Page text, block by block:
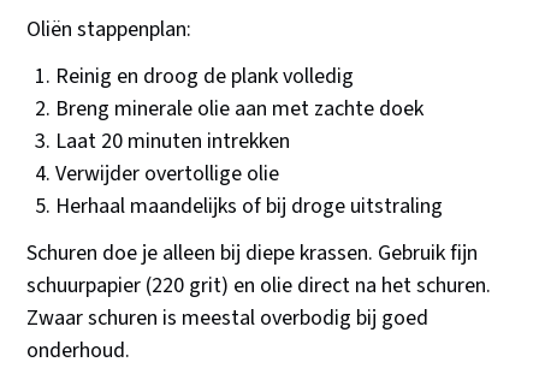
Oliën stappenplan:
Reinig en droog de plank volledig
Breng minerale olie aan met zachte doek
Laat 20 minuten intrekken
Verwijder overtollige olie
Herhaal maandelijks of bij droge uitstraling
Schuren doe je alleen bij diepe krassen. Gebruik fijn
schuurpapier (220 grit) en olie direct na het schuren.
Zwaar schuren is meestal overbodig bij goed
onderhoud.